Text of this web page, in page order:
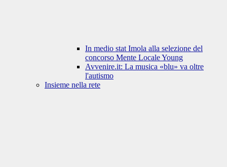
In medio stat Imola alla selezione del
concorso Mente Locale Young
Avvenire.it: La musica «blu» va oltre
l'autismo
Insieme nella rete